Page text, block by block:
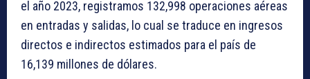
el año 2023, registramos 132,998 operaciones aéreas
en entradas y salidas, lo cual se traduce en ingresos
directos e indirectos estimados para el país de
16,139 millones de dólares.